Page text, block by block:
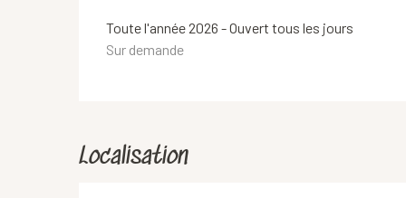
Toute l'année 2026 - Ouvert tous les jours
Sur demande
Localisation